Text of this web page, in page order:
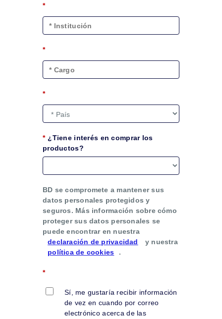
*
*
*
* ¿Tiene interés en comprar los
productos?
BD se compromete a mantener sus
datos personales protegidos y
seguros. Más información sobre cómo
proteger sus datos personales se
puede encontrar en nuestra
declaración de privacidad
y nuestra
política de cookies
.
*
Sí, me gustaría recibir información
de vez en cuando por correo
electrónico acerca de las